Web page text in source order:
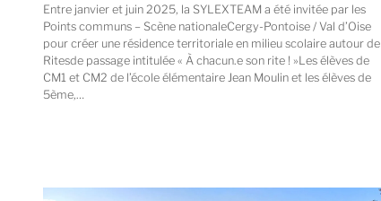
Entre janvier et juin 2025, la SYLEXTEAM a été invitée par les
Points communs – Scène nationaleCergy-Pontoise / Val d’Oise
pour créer une résidence territoriale en milieu scolaire autour de
Ritesde passage intitulée « À chacun.e son rite ! »Les élèves de
CM1 et CM2 de l’école élémentaire Jean Moulin et les élèves de
5ème,…